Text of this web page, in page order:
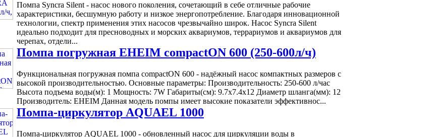
Помпа Syncra Silent - насос нового поколения, сочетающий в себе отличные рабочие
характеристики, бесшумную работу и низкое энергопотребление. Благодаря инновационной
технологии, спектр применения этих насосов чрезвычайно широк. Насос Syncra Silent
идеально подходит для пресноводных и морских аквариумов, террариумов и аквариумов для
черепах, отдели...
Помпа погружная EHEIM compactON 600 (250-600л/ч)
Функциональная погружная помпа compactON 600 - надёжный насос компактных размеров с
высокой производительностью. Основные параметры: Производительность: 250-600 л/час
Высота подъема воды(м): 1 Мощность: 7W Габариты(см): 9.7x7.4x12 Диаметр шланга(мм): 12
Производитель: EHEIM Данная модель помпы имеет высокие показатели эффективнос...
Помпа-циркулятор AQUAEL 1000
Помпа-циркулятор AQUAEL 1000 - обновленный насос для циркуляции воды в